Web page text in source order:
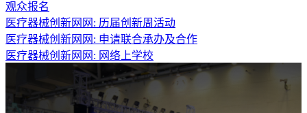
观众报名
医疗器械创新网网: 历届创新周活动
医疗器械创新网网: 申请联合承办及合作
医疗器械创新网网: 网络上学校